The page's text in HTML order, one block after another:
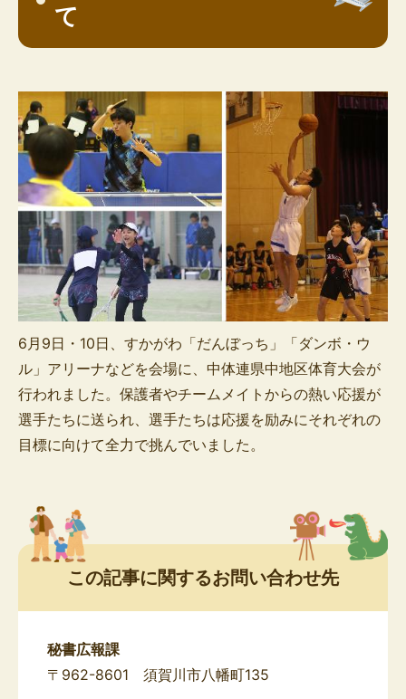
て
6月9日・10日、すかがわ「だんぼっち」「ダンボ・ウ
ル」アリーナなどを会場に、中体連県中地区体育大会が
行われました。保護者やチームメイトからの熱い応援が
選手たちに送られ、選手たちは応援を励みにそれぞれの
目標に向けて全力で挑んでいました。
この記事に関するお問い合わせ先
秘書広報課
〒962-8601 須賀川市八幡町135